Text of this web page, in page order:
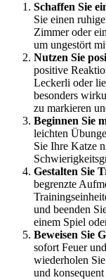
Schaffen Sie
Sie einen
Zimmer oder
um ungestört
Nutzen Sie
positive
Leckerli oder
besonders
zu markieren
Beginnen Sie
leichten
Sie Ihre Katze
Gestalten Sie
begrenzte
und beenden
einem Spiel
Beweisen Sie
sofort Feuer
wiederholen
und